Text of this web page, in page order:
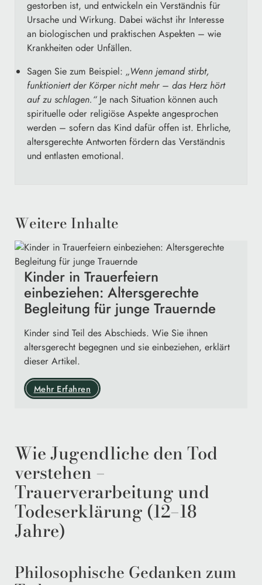
gestorben ist, und entwickeln ein Verständnis für
Ursache und Wirkung. Dabei wächst ihr Interesse
an biologischen und praktischen Aspekten – wie
Krankheiten oder Unfällen.
Sagen Sie zum Beispiel: „Wenn jemand stirbt,
funktioniert der Körper nicht mehr – das Herz hört
auf zu schlagen.“Je nach Situation können auch
spirituelle oder religiöse Aspekte angesprochen
werden – sofern das Kind dafür offen ist. Ehrliche,
altersgerechte Antworten fördern das Verständnis
und entlasten emotional.
Weitere Inhalte
Kinder in Trauerfeiern
einbeziehen: Altersgerechte
Begleitung für junge Trauernde
Kinder sind Teil des Abschieds. Wie Sie ihnen
altersgerecht begegnen und sie einbeziehen, erklärt
dieser Artikel.
Mehr Erfahren
Wie Jugendliche den Tod
verstehen –
Trauerverarbeitung und
Todeserklärung (12–18
Jahre)
Philosophische Gedanken zum